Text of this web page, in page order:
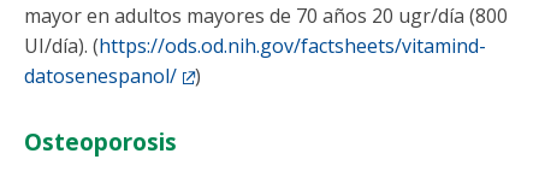
mayor en adultos mayores de 70 años 20 ugr/día (800
UI/día). (https://ods.od.nih.gov/factsheets/vitamind-
datosenespanol/
)
Osteoporosis